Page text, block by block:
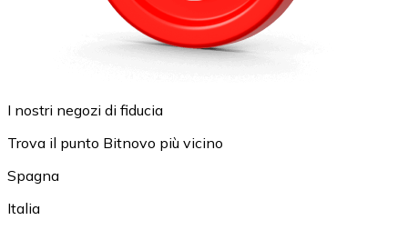
I nostri negozi di fiducia
Trova il punto Bitnovo più vicino
Spagna
Italia